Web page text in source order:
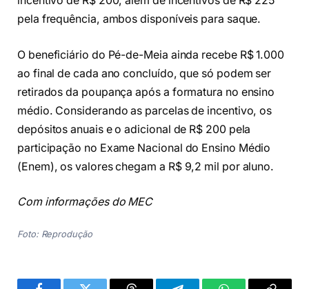
pela frequência, ambos disponíveis para saque.
O beneficiário do Pé-de-Meia ainda recebe R$ 1.000
ao final de cada ano concluído, que só podem ser
retirados da poupança após a formatura no ensino
médio. Considerando as parcelas de incentivo, os
depósitos anuais e o adicional de R$ 200 pela
participação no Exame Nacional do Ensino Médio
(Enem), os valores chegam a R$ 9,2 mil por aluno.
Com informações do MEC
Foto: Reprodução